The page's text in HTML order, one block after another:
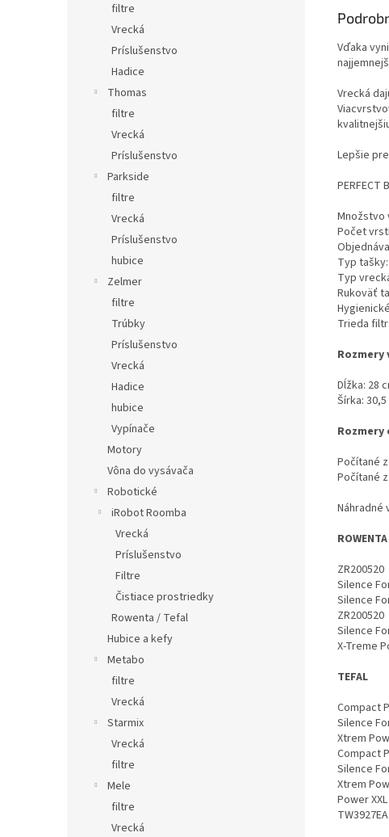
filtre
Vrecká
Príslušenstvo
Hadice
Thomas
filtre
Vrecká
Príslušenstvo
Parkside
filtre
Vrecká
Príslušenstvo
hubice
Zelmer
filtre
Trúbky
Príslušenstvo
Vrecká
Hadice
hubice
Vypínače
Motory
Vôna do vysávača
Robotické
iRobot Roomba
Vrecká
Príslušenstvo
Filtre
Čistiace prostriedky
Rowenta / Tefal
Hubice a kefy
Metabo
filtre
Vrecká
Starmix
Vrecká
filtre
Mele
filtre
Vrecká
Vďaka
Vrecká
Lepšie
Množstvo
Počet
Typ tašky:
Typ
Rukoväť
Trieda
Rozmery
Dĺžka: 28
Šírka:
Počítané
Počítané
Náhradné
ROWENTA
ZR200520
Silence
Silence
ZR200520
Silence
X-Treme
TEFAL
Compact
Silence
Xtrem
Compact
Silence
Xtrem
Power
TW3927EA